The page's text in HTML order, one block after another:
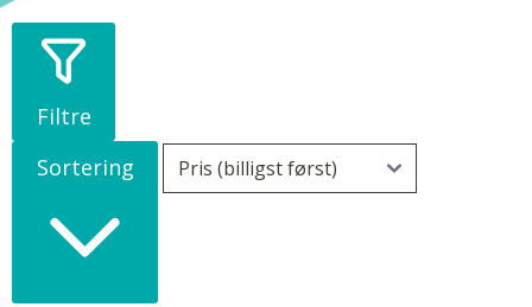
Filtre
Sortering